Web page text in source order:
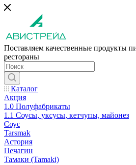
Поставляем качественные продукты
рестораны
Каталог
Акция
1.0 Полуфабрикаты
1.1 Соусы, уксусы, кетчупы, майонез
Соус
Tarsmak
Астория
Печагин
Тамаки (Tamaki)